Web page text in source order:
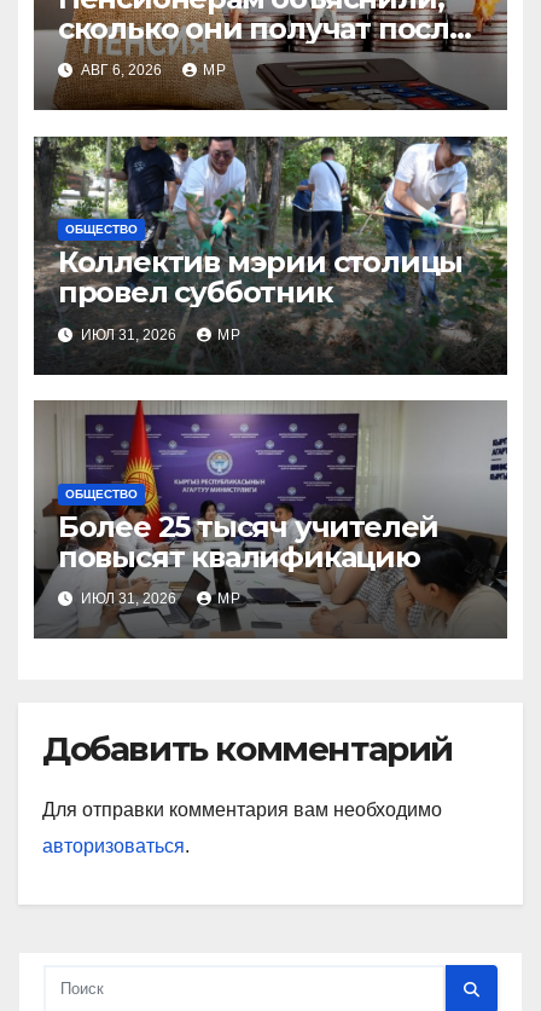
сколько они получат после
индексации
АВГ 6, 2026 MP
ОБЩЕСТВО
Коллектив мэрии столицы
провел субботник
ИЮЛ 31, 2026 MP
ОБЩЕСТВО
Более 25 тысяч учителей
повысят квалификацию
ИЮЛ 31, 2026 MP
Добавить комментарий
Для отправки комментария вам необходимо
авторизоваться.